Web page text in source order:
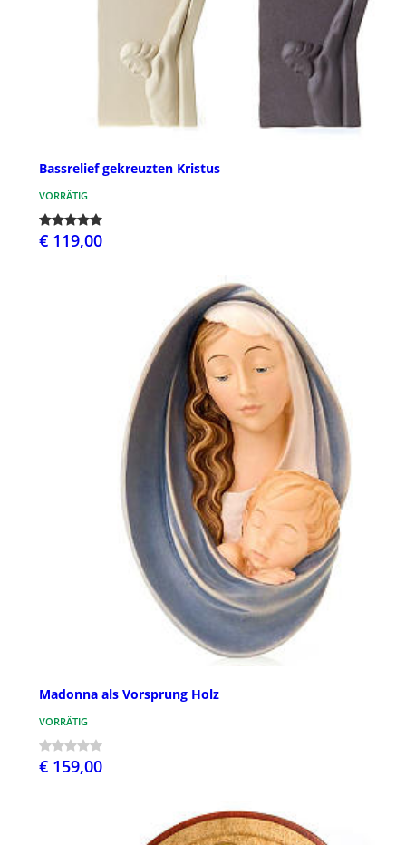
Bassrelief gekreuzten Kristus
VORRÄTIG
€ 119,00
Madonna als Vorsprung Holz
VORRÄTIG
€ 159,00